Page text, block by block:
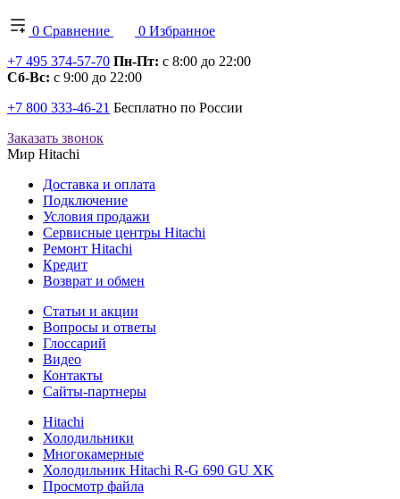
0 Сравнение 0 Избранное
+7 495 374-57-70 Пн-Пт: с 8:00 до 22:00
Сб-Вс: с 9:00 до 22:00
+7 800 333-46-21 Бесплатно по России
Заказать звонок
Мир Hitachi
Доставка и оплата
Подключение
Условия продажи
Сервисные центры Hitachi
Ремонт Hitachi
Кредит
Возврат и обмен
Cтатьи и акции
Вопросы и ответы
Глоссарий
Видео
Контакты
Сайты-партнеры
Hitachi
Холодильники
Многокамерные
Холодильник Hitachi R-G 690 GU XK
Просмотр файла